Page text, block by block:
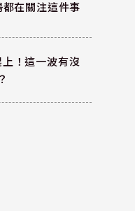
在關注這件事
！這一波有沒